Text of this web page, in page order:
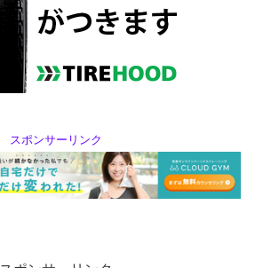
スポンサーリンク